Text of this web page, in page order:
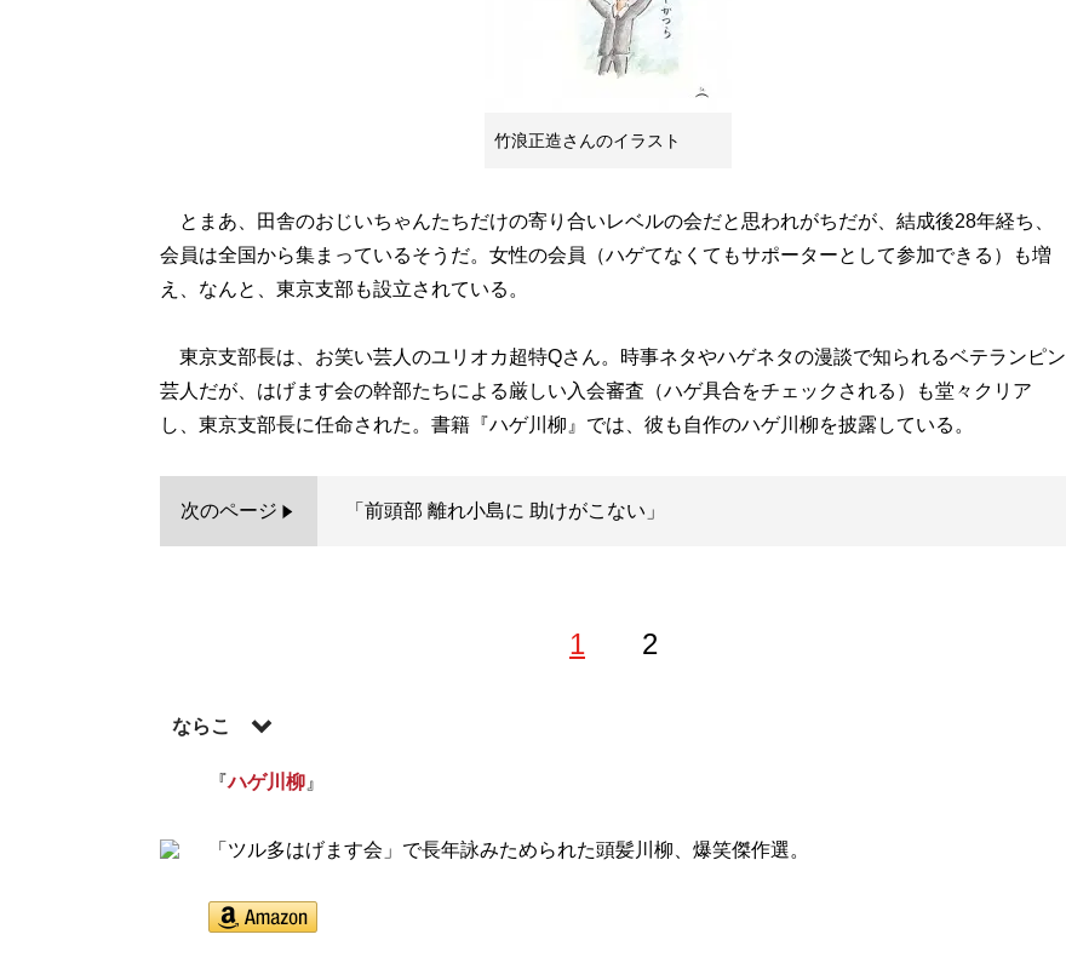
竹浪正造さんのイラスト
とまあ、田舎のおじいちゃんたちだけの寄り合いレベルの会だと思われがちだが、結成後28年経ち、
会員は全国から集まっているそうだ。女性の会員（ハゲてなくてもサポーターとして参加できる）も増
え、なんと、東京支部も設立されている。
東京支部長は、お笑い芸人のユリオカ超特Qさん。時事ネタやハゲネタの漫談で知られるベテランピン
芸人だが、はげます会の幹部たちによる厳しい入会審査（ハゲ具合をチェックされる）も堂々クリア
し、東京支部長に任命された。書籍『ハゲ川柳』では、彼も自作のハゲ川柳を披露している。
次のページ 「前頭部 離れ小島に 助けがこない」
1 2
ならこ
『ハゲ川柳』
「ツル多はげます会」で長年詠みためられた頭髪川柳、爆笑傑作選。